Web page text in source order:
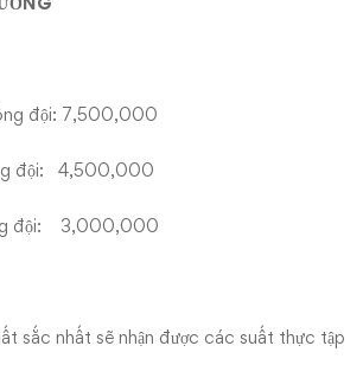
đội: 7,500,000
đội: 4,500,000
đội: 3,000,000
nhất sẽ nhận được các suất thực tập